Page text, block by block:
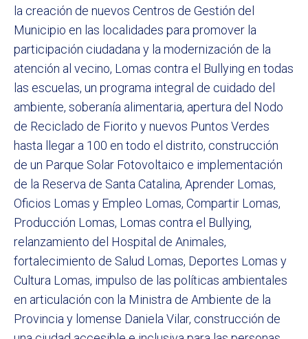
la creación de nuevos Centros de Gestión del
Municipio en las localidades para promover la
participación ciudadana y la modernización de la
atención al vecino, Lomas contra el Bullying en todas
las escuelas, un programa integral de cuidado del
ambiente, soberanía alimentaria, apertura del Nodo
de Reciclado de Fiorito y nuevos Puntos Verdes
hasta llegar a 100 en todo el distrito, construcción
de un Parque Solar Fotovoltaico e implementación
de la Reserva de Santa Catalina, Aprender Lomas,
Oficios Lomas y Empleo Lomas, Compartir Lomas,
Producción Lomas, Lomas contra el Bullying,
relanzamiento del Hospital de Animales,
fortalecimiento de Salud Lomas, Deportes Lomas y
Cultura Lomas, impulso de las políticas ambientales
en articulación con la Ministra de Ambiente de la
Provincia y lomense Daniela Vilar, construcción de